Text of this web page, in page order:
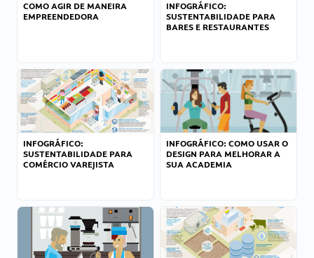
COMO AGIR DE MANEIRA
EMPREENDEDORA
INFOGRÁFICO:
SUSTENTABILIDADE PARA
BARES E RESTAURANTES
INFOGRÁFICO:
SUSTENTABILIDADE PARA
COMÉRCIO VAREJISTA
INFOGRÁFICO: COMO USAR O
DESIGN PARA MELHORAR A
SUA ACADEMIA